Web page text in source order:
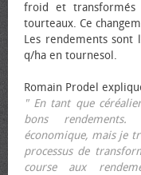
froid et
tourteaux. Ce
Les rendements sont
q/ha en tournesol.
Romain Prodel
" En tant que
bons
économique, mais je
processus de
course aux